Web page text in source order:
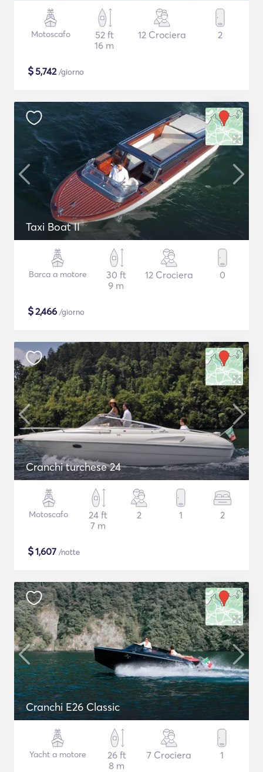
Motoscafo
52 ft
16 m
12 Crociera 2
$5,742/giorno
Taxi Boat II
Barca a motore
30 ft
9 m
12 Crociera 0
$2,466 /giorno
Cranchi turchese 24
Motoscafo
24 ft
7 m
2 1 2
$1,607 /notte
Cranchi E26 Classic
Yacht a motore
26 ft
8 m
7 Crociera 1